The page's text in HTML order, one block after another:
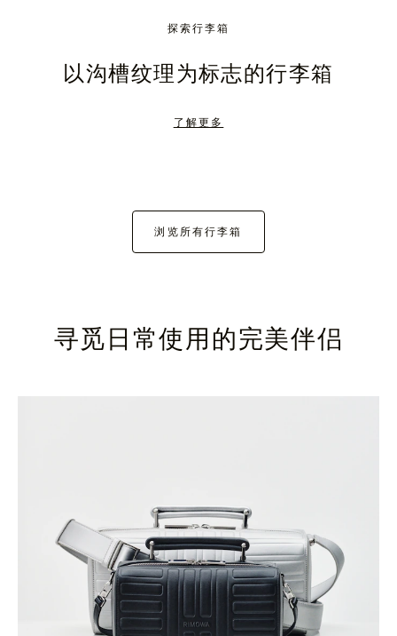
探索行李箱
以沟槽纹理为标志的行李箱
了解更多
浏览所有行李箱
寻觅日常使用的完美伴侣